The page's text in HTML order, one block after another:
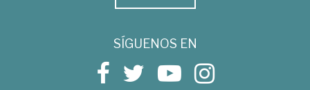
SÍGUENOS EN